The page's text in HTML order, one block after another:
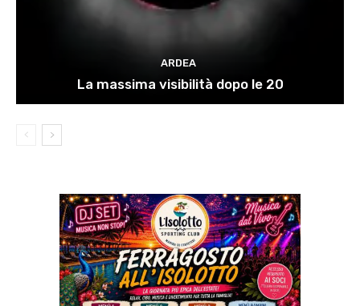
ARDEA
La massima visibilità dopo le 20